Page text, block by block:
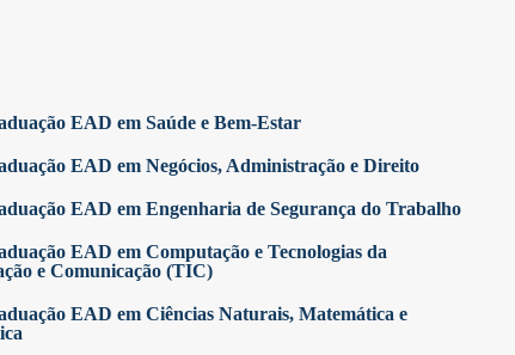
EAD em Saúde e Bem-Estar
EAD em Negócios, Administração e Direito
EAD em Engenharia de Segurança do Trabalho
EAD em Computação e Tecnologias da
e Comunicação (TIC)
EAD em Ciências Naturais, Matemática e